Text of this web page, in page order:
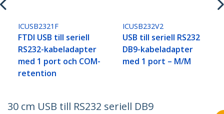
ICUSB2321F
FTDI USB till seriell
RS232-kabeladapter
med 1 port och COM-
retention
ICUSB232V2
USB till seriell RS232
DB9-kabeladapter
med 1 port – M/M
30 cm USB till RS232 seriell DB9